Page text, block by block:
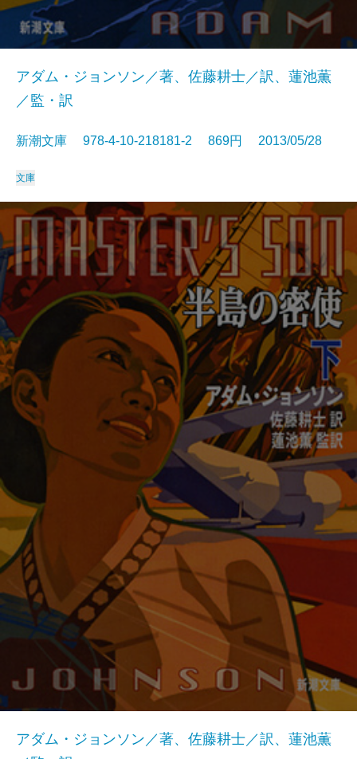
アダム・ジョンソン／著、佐藤耕士／訳、蓮池薫
／監・訳
新潮文庫 978-4-10-218181-2 869円 2013/05/28
文庫
アダム・ジョンソン／著、佐藤耕士／訳、蓮池薫